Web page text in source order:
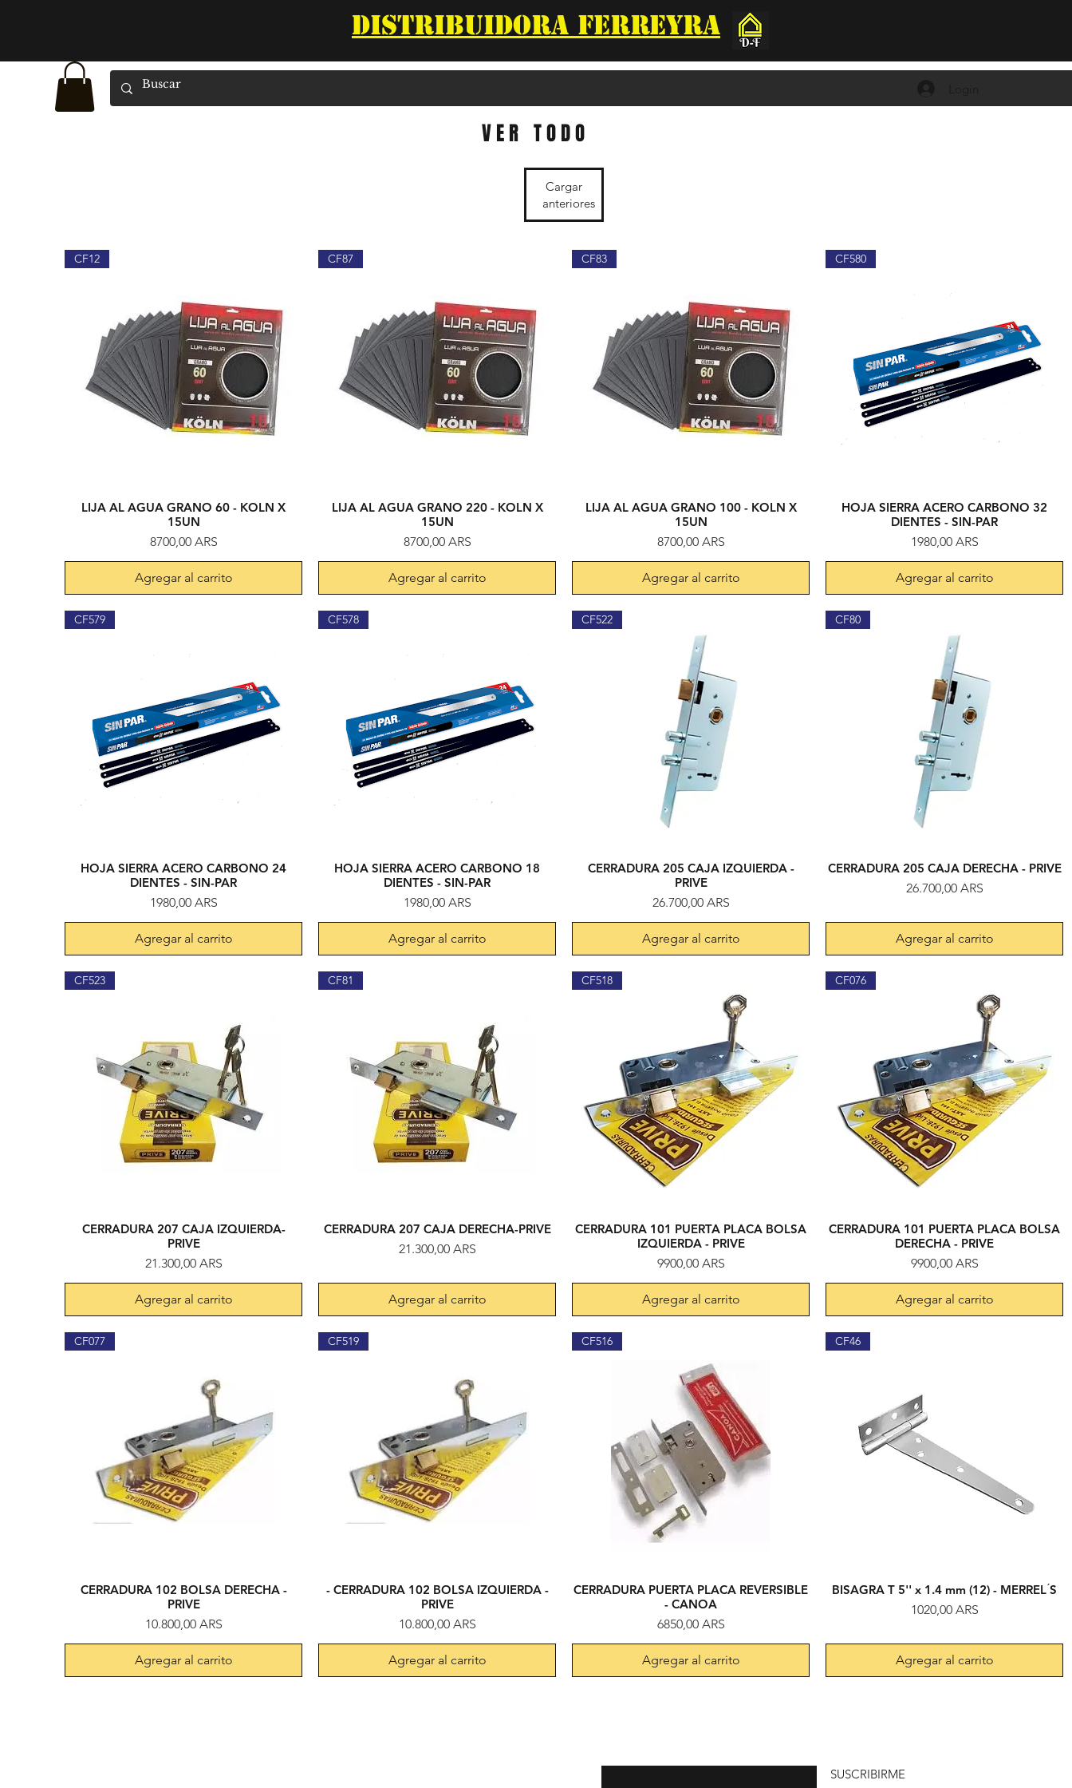
DISTRIBUIDORA FERREYRA
VER TODO
Cargar
anteriores
Vista rápida
CF12
LIJA AL AGUA GRANO 60 - KOLN X
15UN
Precio
8700,00 ARS
Agregar al carrito
Vista rápida
CF87
LIJA AL AGUA GRANO 220 - KOLN X
15UN
Precio
8700,00 ARS
Agregar al carrito
Vista rápida
CF83
LIJA AL AGUA GRANO 100 - KOLN X
15UN
Precio
8700,00 ARS
Agregar al carrito
Vista rápida
CF580
HOJA SIERRA ACERO CARBONO 32
DIENTES - SIN-PAR
Precio
1980,00 ARS
Agregar al carrito
Vista rápida
CF579
HOJA SIERRA ACERO CARBONO 24
DIENTES - SIN-PAR
Precio
1980,00 ARS
Agregar al carrito
Vista rápida
CF578
HOJA SIERRA ACERO CARBONO 18
DIENTES - SIN-PAR
Precio
1980,00 ARS
Agregar al carrito
Vista rápida
CF522
CERRADURA 205 CAJA IZQUIERDA -
PRIVE
Precio
26.700,00 ARS
Agregar al carrito
Vista rápida
CF80
CERRADURA 205 CAJA DERECHA - PRIVE
Precio
26.700,00 ARS
Agregar al carrito
Vista rápida
CF523
CERRADURA 207 CAJA IZQUIERDA-
PRIVE
Precio
21.300,00 ARS
Agregar al carrito
Vista rápida
CF81
CERRADURA 207 CAJA DERECHA-PRIVE
Precio
21.300,00 ARS
Agregar al carrito
Vista rápida
CF518
CERRADURA 101 PUERTA PLACA BOLSA
IZQUIERDA - PRIVE
Precio
9900,00 ARS
Agregar al carrito
Vista rápida
CF076
CERRADURA 101 PUERTA PLACA BOLSA
DERECHA - PRIVE
Precio
9900,00 ARS
Agregar al carrito
Vista rápida
CF077
CERRADURA 102 BOLSA DERECHA -
PRIVE
Precio
10.800,00 ARS
Agregar al carrito
Vista rápida
CF519
- CERRADURA 102 BOLSA IZQUIERDA -
PRIVE
Precio
10.800,00 ARS
Agregar al carrito
Vista rápida
CF516
CERRADURA PUERTA PLACA REVERSIBLE
- CANOA
Precio
6850,00 ARS
Agregar al carrito
Vista rápida
CF46
BISAGRA T 5'' x 1.4 mm (12) - MERREL ́S
Precio
1020,00 ARS
Agregar al carrito
SUSCRIBIRME